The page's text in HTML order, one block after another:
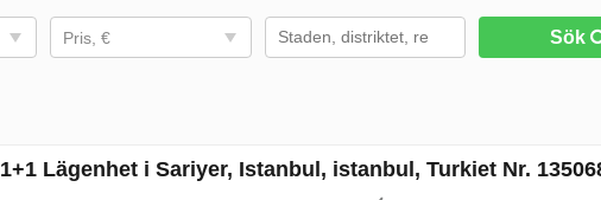
Pris, € Sök
1+1 Lägenhet i Sariyer, Istanbul, istanbul, Turkiet Nr.